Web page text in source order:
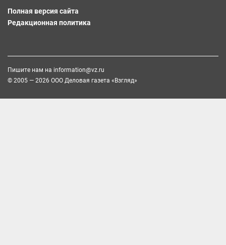
Полная версия сайта
Редакционная политика
Пишите нам на information@vz.ru
© 2005 — 2026 ООО Деловая газета «Взгляд»